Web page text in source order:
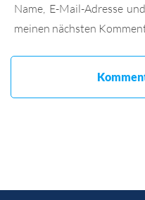
Name, E-Mail-Adresse
meinen nächsten